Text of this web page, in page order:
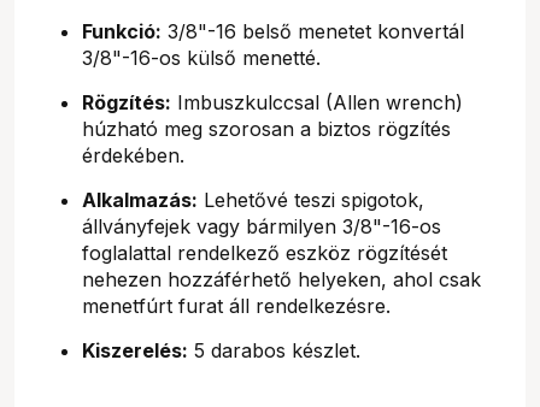
Funkció: 3/8"-16 belső menetet konvertál
3/8"-16-os külső menetté.
Rögzítés: Imbuszkulccsal (Allen wrench)
húzható meg szorosan a biztos rögzítés
érdekében.
Alkalmazás: Lehetővé teszi spigotok,
állványfejek vagy bármilyen 3/8"-16-os
foglalattal rendelkező eszköz rögzítését
nehezen hozzáférhető helyeken, ahol csak
menetfúrt furat áll rendelkezésre.
Kiszerelés: 5 darabos készlet.